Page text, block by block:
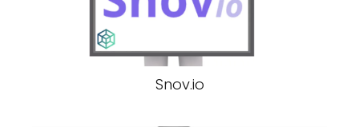
Snov.io